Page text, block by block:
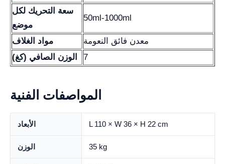
سعة التحريك لكل
موضع
50ml-1000ml
مواد الغلاف
معدن فائق النعومة
الوزن الصافي (كغ)
7
المواصفات الفنية
الأبعاد L 110 × W 36 × H 22 cm
الوزن 35 kg